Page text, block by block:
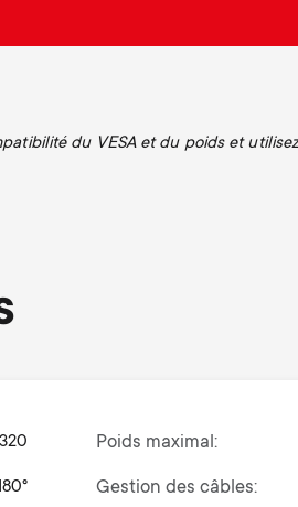
du VESA et du poids et
Poids maximal
Gestion des câbles